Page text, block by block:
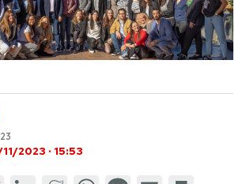
2023 · 15:53